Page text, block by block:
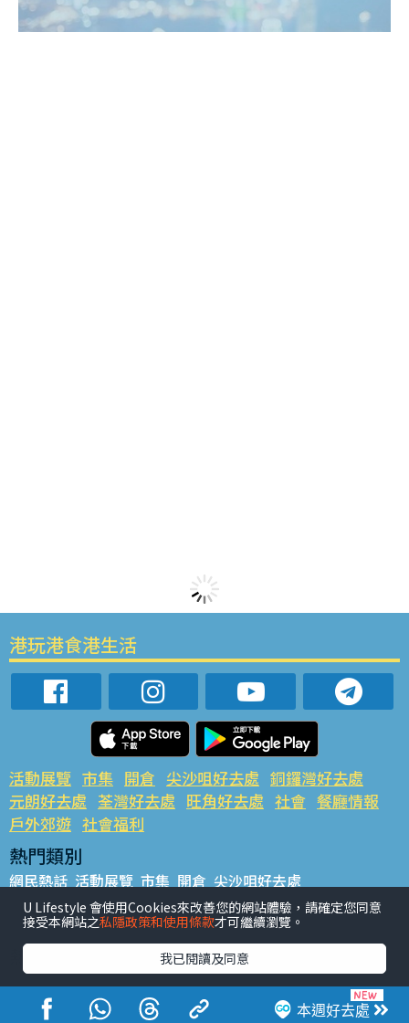
本週好去處
港玩港食港生活
活動展覽 市集 開倉 尖沙咀好去處 銅鑼灣好去處
元朗好去處 荃灣好去處 旺角好去處 社會 餐廳情報
戶外郊遊 社會福利
熱門類別
網民熱話 活動展覽 市集 開倉 尖沙咀好去處
銅鑼灣好去處 元朗好去處 荃灣好去處 旺角好去處 社會
餐廳情報 戶外郊遊
熱門標籤
#UGO搵好去處 #人氣活動推介 #美食社群熱話
#親子玩樂好去處
#ULifestyle應用程式
#限時搶
U Lifestyle 會使用Cookies來改善您的網站體驗，請確定您同意
接受本網站之私隱政策和使用條款才可繼續瀏覽。
我已閱讀及同意